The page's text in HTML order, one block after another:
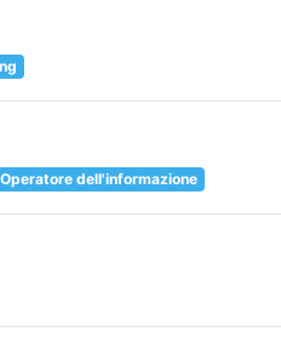
Operatore dell'informazione